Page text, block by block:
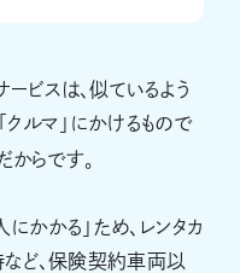
ビスは、似ているよう
ルマ」にかけるもので
からです。
かかる」ため、レンタカ
ど、保険契約車両以